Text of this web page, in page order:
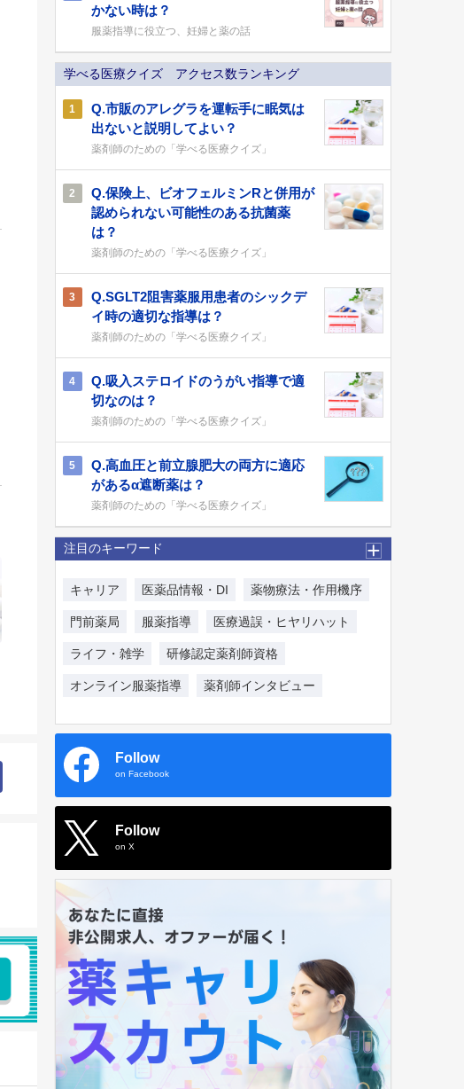
かない時は？
服薬指導に役立つ、妊婦と薬の話
学べる医療クイズ アクセス数ランキング
1
Q.市販のアレグラを運転手に眠気は
出ないと説明してよい？
薬剤師のための「学べる医療クイズ」
2
Q.保険上、ビオフェルミンRと併用が
認められない可能性のある抗菌薬
は？
薬剤師のための「学べる医療クイズ」
3
Q.SGLT2阻害薬服用患者のシックデ
イ時の適切な指導は？
薬剤師のための「学べる医療クイズ」
4
Q.吸入ステロイドのうがい指導で適
切なのは？
薬剤師のための「学べる医療クイズ」
5
Q.高血圧と前立腺肥大の両方に適応
があるα遮断薬は？
薬剤師のための「学べる医療クイズ」
注目のキーワード
キャリア 医薬品情報・DI 薬物療法・作用機序
門前薬局 服薬指導 医療過誤・ヒヤリハット
ライフ・雑学 研修認定薬剤師資格
オンライン服薬指導 薬剤師インタビュー
Follow
on Facebook
Follow
on X